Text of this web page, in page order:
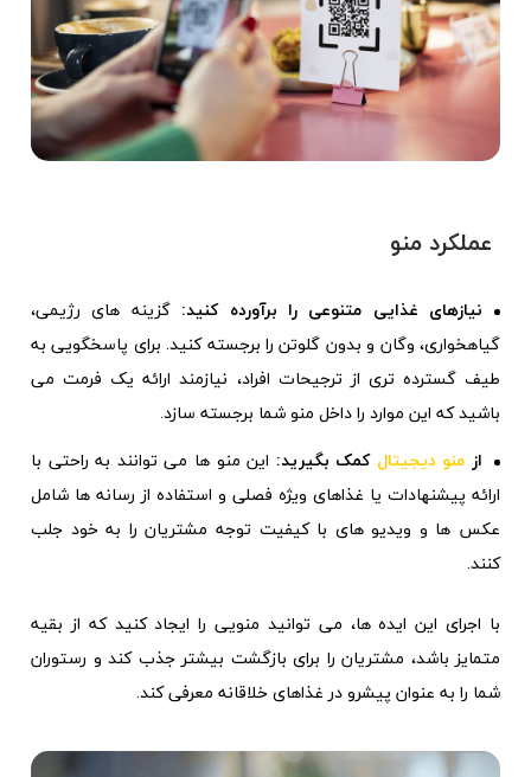
عملکرد منو
نیازهای غذایی متنوعی را برآورده کنید: گزینه های رژیمی،
گیاهخواری، وگان و بدون گلوتن را برجسته کنید. برای پاسخگویی به
طیف گسترده تری از ترجیحات افراد، نیازمند ارائه یک فرمت می
باشید که این موارد را داخل منو شما برجسته سازد.
از منو دیجیتال کمک بگیرید: این منو ها می توانند به راحتی با
ارائه پیشنهادات یا غذاهای ویژه فصلی و استفاده از رسانه ها شامل
عکس ها و ویدیو های با کیفیت توجه مشتریان را به خود جلب
کنند.
با اجرای این ایده ها، می توانید منویی را ایجاد کنید که از بقیه
متمایز باشد، مشتریان را برای بازگشت بیشتر جذب کند و رستوران
شما را به عنوان پیشرو در غذاهای خلاقانه معرفی کند.